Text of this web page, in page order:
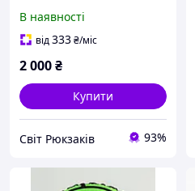
Тюбінг для катання на
гірці.
В наявності
від333₴/міс
2 000₴
Купити
Світ Рюкзаків 93%